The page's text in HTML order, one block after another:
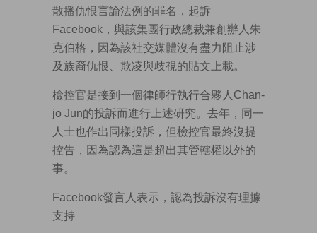
散播仇恨言論法例的罪名，起訴
Facebook，與該集團行政總裁兼創辦人朱
克伯格，因為該社交媒體沒有盡力阻止涉
及族裔仇恨、欺凌與歧視的貼文上載。
檢控官是接到一個律師行執行合夥人Chan-
jo Jun的投訴而進行上述研究。去年，同一
人士也作出同樣投訴，但檢控官最終沒提
控告，因為認為這是超出其管轄權以外的
事。
Facebook發言人表示，認為投訴沒有理據
支持